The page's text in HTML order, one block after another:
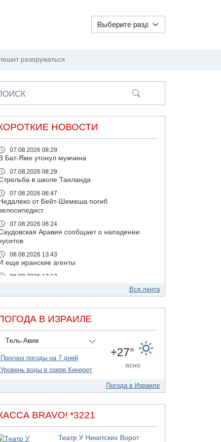
разоружаться
НОВОСТИ
07.08.2026 08:29
В Бат-Яме утонул мужчина
07.08.2026 08:29
в школе Таиланда
07.08.2026 06:47
Недалеко от Бейт-Шемеша погиб
07.08.2026 06:24
Аравия сообщает о нападении
06.08.2026 13:43
И еще иранские агенты
06.08.2026 13:13
06.08.2026 13:07
Кирьят-Арбы пожар на местности
06.08.2026 12:06
США не будут давить на Израиль в вопросе
06.08.2026 11:41
Трое подростков ограбили сексшоп в Холоне
06.08.2026 08:11
атака на российский НПЗ
провел испытания системы
Вся лента
В ИЗРАИЛЕ
Тель-Авив
Прогноз погоды на 7 дней
Уровень воды в озере Кинерет
+27°
ясно
Погода в Израиле
BRAVO! *3221
Театр У Никитских Ворот